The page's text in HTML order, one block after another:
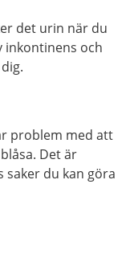
det urin när du
inkontinens och
problem med att
Det är
saker du kan göra